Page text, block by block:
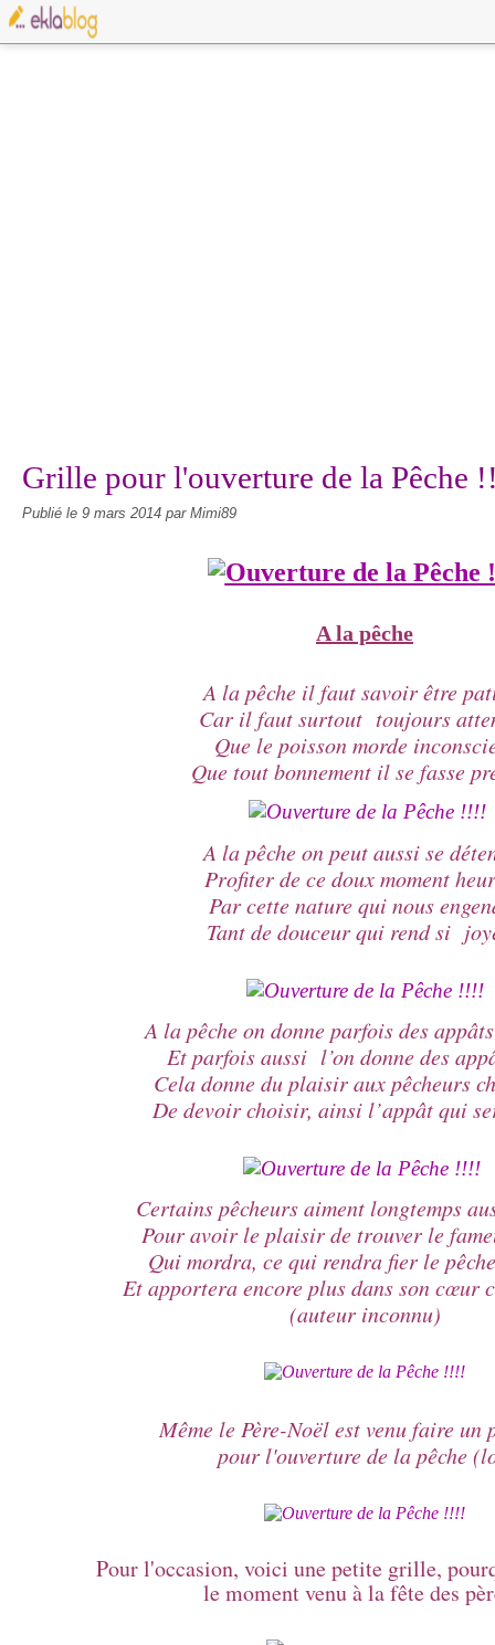
Grille pour l'ouverture de la Pêche
Publié le 9 mars 2014 par Mimi89
A la pêche
A la pêche il faut savoir être
Car il faut surtout toujours
Que le poisson morde
Que tout bonnement il se fasse
A la pêche on peut aussi se
Profiter de ce doux moment
Par cette nature qui nous
Tant de douceur qui rend si
A la pêche on donne parfois des
Et parfois aussi l’on donne des
Cela donne du plaisir aux pêcheurs
De devoir choisir, ainsi l’appât qui
Certains pêcheurs aiment longtemps
Pour avoir le plaisir de trouver le
Qui mordra, ce qui rendra fier le
Et apportera encore plus dans son cœur
(auteur inconnu)
Même le Père-Noël est venu faire un
pour l'ouverture de la pêche
Pour l'occasion, voici une petite grille,
le moment venu à la fête des